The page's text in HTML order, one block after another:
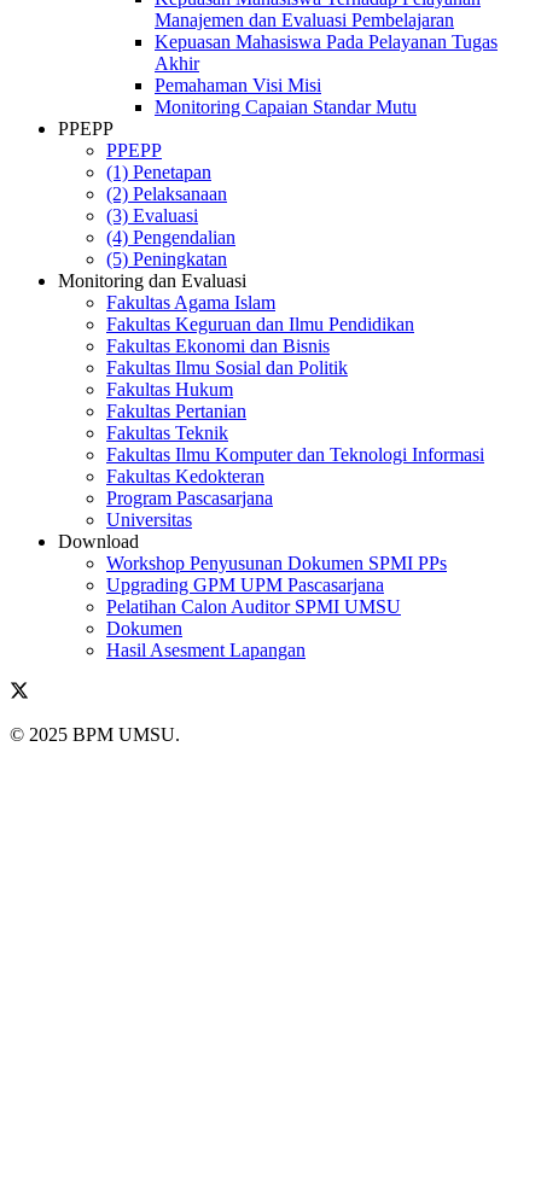
Manajemen dan Evaluasi Pembelajaran
Kepuasan Mahasiswa Pada Pelayanan Tugas
Akhir
Pemahaman Visi Misi
Monitoring Capaian Standar Mutu
PPEPP
PPEPP
(1) Penetapan
(2) Pelaksanaan
(3) Evaluasi
(4) Pengendalian
(5) Peningkatan
Monitoring dan Evaluasi
Fakultas Agama Islam
Fakultas Keguruan dan Ilmu Pendidikan
Fakultas Ekonomi dan Bisnis
Fakultas Ilmu Sosial dan Politik
Fakultas Hukum
Fakultas Pertanian
Fakultas Teknik
Fakultas Ilmu Komputer dan Teknologi Informasi
Fakultas Kedokteran
Program Pascasarjana
Universitas
Download
Workshop Penyusunan Dokumen SPMI PPs
Upgrading GPM UPM Pascasarjana
Pelatihan Calon Auditor SPMI UMSU
Dokumen
Hasil Asesment Lapangan
© 2025 BPM UMSU.